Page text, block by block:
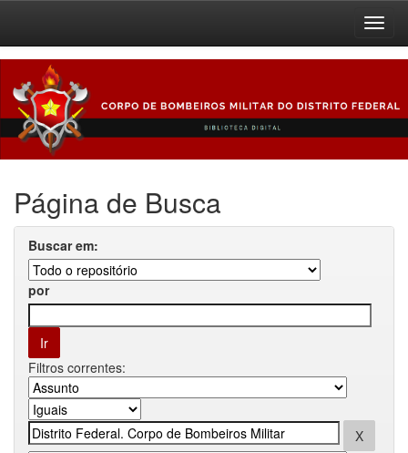
navigation
Página de Busca
Buscar em:
por
Filtros correntes: